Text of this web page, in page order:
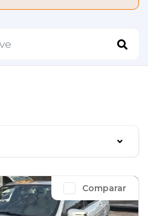
Comparar